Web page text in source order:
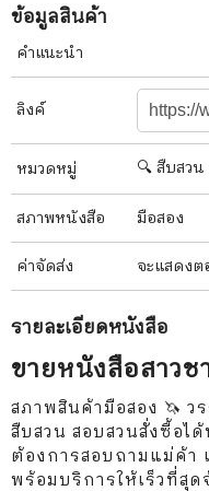
ข้อมูลสินค้า
คำแนะนำ
ลิงค์
หมวดหมู่ 🔍 สืบสว
สภาพหนังสือ มือสอง
ค่าจัดส่ง จะแสดงต
รายละเอียดหนังสือ
ขายหนังสือสาว
สภาพสินค้ามือสอง 🦄 ว
สืบสวน สอบสวนสั่งซื้อไ
ต้องการสอบถามแม่ค้า
พร้อมบริการให้เร็วที่สุด